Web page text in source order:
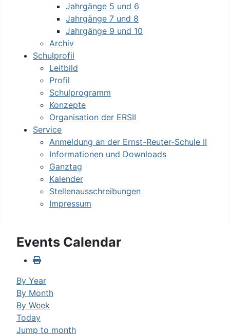
Jahrgänge 5 und 6
Jahrgänge 7 und 8
Jahrgänge 9 und 10
Archiv
Schulprofil
Leitbild
Profil
Schulprogramm
Konzepte
Organisation der ERSII
Service
Anmeldung an der Ernst-Reuter-Schule II
Informationen und Downloads
Ganztag
Kalender
Stellenausschreibungen
Impressum
Events Calendar
By Year
By Month
By Week
Today
Jump to month